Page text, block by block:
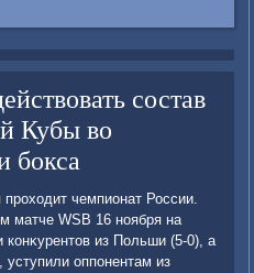
состав
Кубы во
бокса
чемпионат России.
матче WSB 16 ноября на
из Польши (5-0), а
оппонентам из